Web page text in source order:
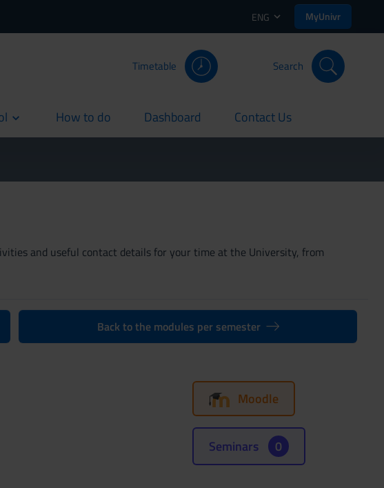
ENG MyUnivr
Timetable Search
How to do
current Dashboard
current Contact Us
current
and useful contact details for your time at the University, from
Back to the modules per semester
Moodle
Seminars 0